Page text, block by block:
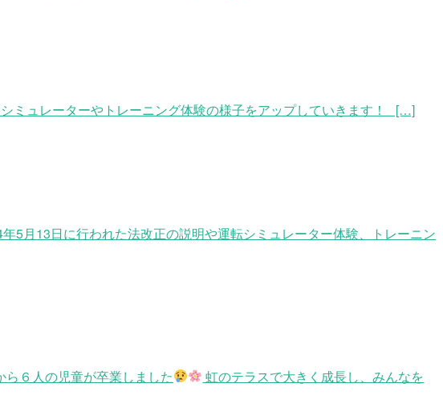
ュレーターやトレーニング体験の様子をアップしていきます！ […]
月13日に行われた法改正の説明や運転シミュレーター体験、トレーニン
６人の児童が卒業しました
虹のテラスで大きく成長し、みんなを